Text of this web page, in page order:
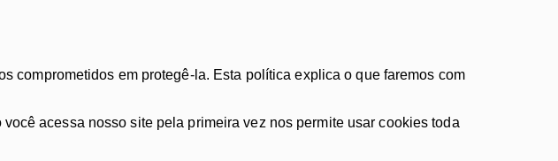
comprometidos em protegê-la. Esta política explica o que faremos com
acessa nosso site pela primeira vez nos permite usar cookies toda